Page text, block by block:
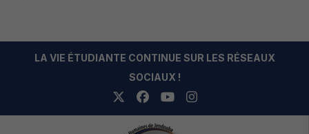
LA VIE ÉTUDIANTE CONTINUE SUR LES RÉSEAUX
SOCIAUX !